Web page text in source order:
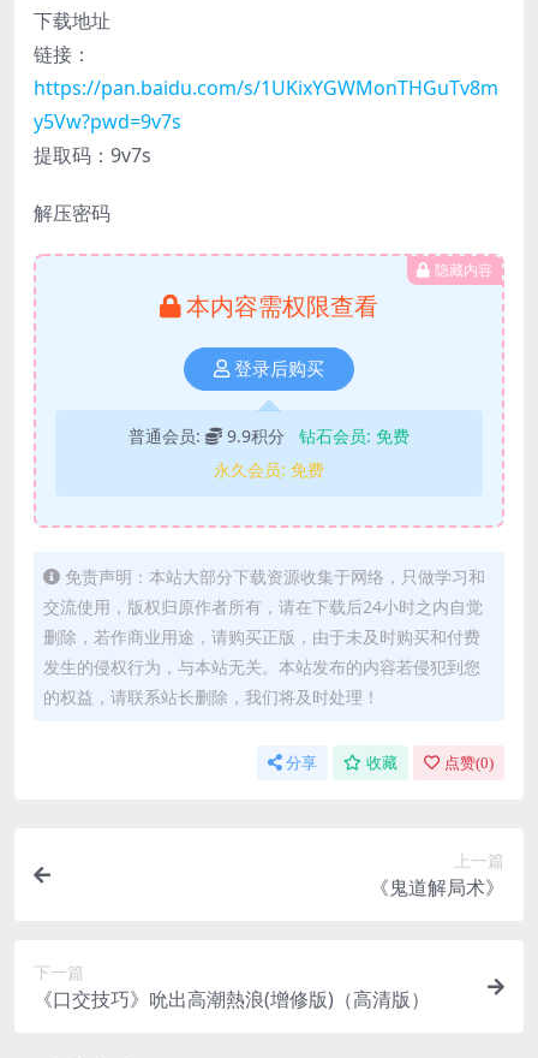
下载地址
链接：
https://pan.baidu.com/s/1UKixYGWMonTHGuTv8m
y5Vw?pwd=9v7s
提取码：9v7s
解压密码
隐藏内容
本内容需权限查看
登录后购买
普通会员: 9.9积分 钻石会员: 免费
永久会员: 免费
免责声明：本站大部分下载资源收集于网络，只做学习和
交流使用，版权归原作者所有，请在下载后24小时之内自觉
删除，若作商业用途，请购买正版，由于未及时购买和付费
发生的侵权行为，与本站无关。本站发布的内容若侵犯到您
的权益，请联系站长删除，我们将及时处理！
分享 收藏 点赞(0)
上一篇
《鬼道解局术》
下一篇
《口交技巧》吮出高潮熱浪(增修版)（高清版）